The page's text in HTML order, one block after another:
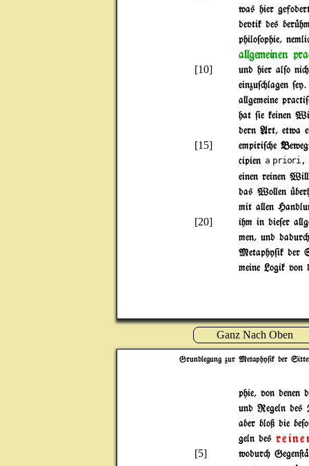
was hier
devtik des
philo$ophie,
a}gemeinen
[10]
und hier al$o
einzu$"lagen
a}gemeine
hat $ie keinen
dern Art, etwa
[15]
empiri$"e
cipien a priori,
einen reinen
das Wo}en
mit a}en
[20]
ihm in die$er
men, und
Metaphy$ik der
meine Logik von
Ganz Nach Oben
Grundlegung zur Metaphy$ik der
phie, von denen
und Regeln des
aber bloß die
geln des
[5]
wodur"